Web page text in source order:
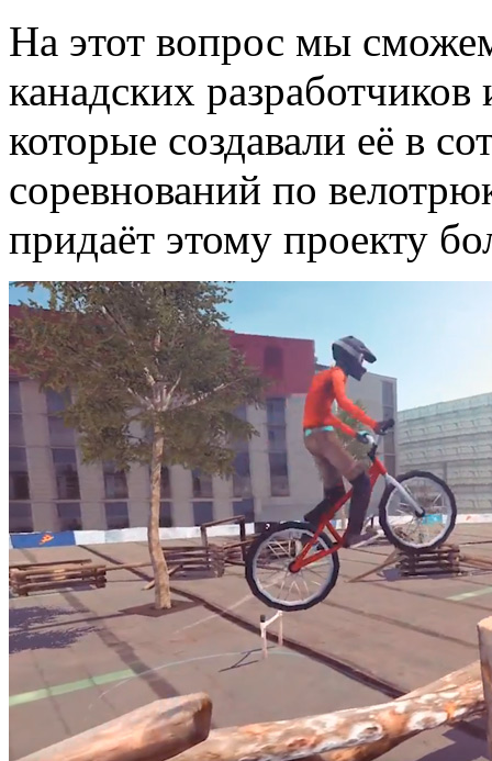
На этот вопрос мы
канадских
которые создавали её в
соревнований по
придаёт этому проекту